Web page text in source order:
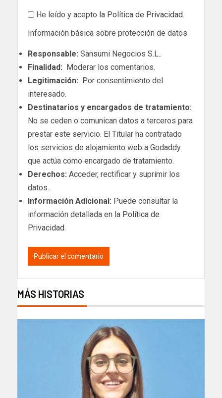
He leído y acepto la Política de Privacidad.
Información básica sobre protección de datos
Responsable: Sansumi Negocios S.L..
Finalidad: Moderar los comentarios.
Legitimación: Por consentimiento del
interesado.
Destinatarios y encargados de tratamiento:
No se ceden o comunican datos a terceros para
prestar este servicio. El Titular ha contratado
los servicios de alojamiento web a Godaddy
que actúa como encargado de tratamiento.
Derechos: Acceder, rectificar y suprimir los
datos.
Información Adicional: Puede consultar la
información detallada en la Política de
Privacidad.
MÁS HISTORIAS